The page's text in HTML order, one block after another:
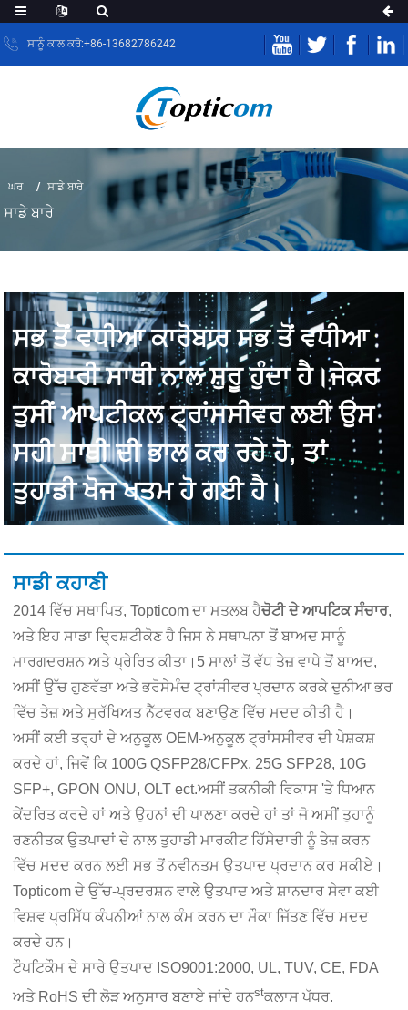
ਸਾਨੂੰ ਕਾਲ ਕਰੋ:+86-13682786242
ਘਰ ਸਾਡੇ ਬਾਰੇ
ਸਾਡੇ ਬਾਰੇ
ਸਭ ਤੋਂ ਵਧੀਆ ਕਾਰੋਬਾਰ ਸਭ ਤੋਂ ਵਧੀਆ
ਕਾਰੋਬਾਰੀ ਸਾਥੀ ਨਾਲ ਸ਼ੁਰੂ ਹੁੰਦਾ ਹੈ।ਜੇਕਰ
ਤੁਸੀਂ ਆਪਟੀਕਲ ਟ੍ਰਾਂਸਸੀਵਰ ਲਈ ਉਸ
ਸਹੀ ਸਾਥੀ ਦੀ ਭਾਲ ਕਰ ਰਹੇ ਹੋ, ਤਾਂ
ਤੁਹਾਡੀ ਖੋਜ ਖਤਮ ਹੋ ਗਈ ਹੈ।
ਸਾਡੀ ਕਹਾਣੀ
2014 ਵਿੱਚ ਸਥਾਪਿਤ, Topticom ਦਾ ਮਤਲਬ ਹੈਚੋਟੀ ਦੇ ਆਪਟਿਕ ਸੰਚਾਰ,
ਅਤੇ ਇਹ ਸਾਡਾ ਦ੍ਰਿਸ਼ਟੀਕੋਣ ਹੈ ਜਿਸ ਨੇ ਸਥਾਪਨਾ ਤੋਂ ਬਾਅਦ ਸਾਨੂੰ
ਮਾਰਗਦਰਸ਼ਨ ਅਤੇ ਪ੍ਰੇਰਿਤ ਕੀਤਾ।5 ਸਾਲਾਂ ਤੋਂ ਵੱਧ ਤੇਜ਼ ਵਾਧੇ ਤੋਂ ਬਾਅਦ,
ਅਸੀਂ ਉੱਚ ਗੁਣਵੱਤਾ ਅਤੇ ਭਰੋਸੇਮੰਦ ਟ੍ਰਾਂਸੀਵਰ ਪ੍ਰਦਾਨ ਕਰਕੇ ਦੁਨੀਆ ਭਰ
ਵਿੱਚ ਤੇਜ਼ ਅਤੇ ਸੁਰੱਖਿਅਤ ਨੈੱਟਵਰਕ ਬਣਾਉਣ ਵਿੱਚ ਮਦਦ ਕੀਤੀ ਹੈ।
ਅਸੀਂ ਕਈ ਤਰ੍ਹਾਂ ਦੇ ਅਨੁਕੂਲ OEM-ਅਨੁਕੂਲ ਟ੍ਰਾਂਸਸੀਵਰ ਦੀ ਪੇਸ਼ਕਸ਼
ਕਰਦੇ ਹਾਂ, ਜਿਵੇਂ ਕਿ 100G QSFP28/CFPx, 25G SFP28, 10G
SFP+, GPON ONU, OLT ect.ਅਸੀਂ ਤਕਨੀਕੀ ਵਿਕਾਸ 'ਤੇ ਧਿਆਨ
ਕੇਂਦਰਿਤ ਕਰਦੇ ਹਾਂ ਅਤੇ ਉਹਨਾਂ ਦੀ ਪਾਲਣਾ ਕਰਦੇ ਹਾਂ ਤਾਂ ਜੋ ਅਸੀਂ ਤੁਹਾਨੂੰ
ਰਣਨੀਤਕ ਉਤਪਾਦਾਂ ਦੇ ਨਾਲ ਤੁਹਾਡੀ ਮਾਰਕੀਟ ਹਿੱਸੇਦਾਰੀ ਨੂੰ ਤੇਜ਼ ਕਰਨ
ਵਿੱਚ ਮਦਦ ਕਰਨ ਲਈ ਸਭ ਤੋਂ ਨਵੀਨਤਮ ਉਤਪਾਦ ਪ੍ਰਦਾਨ ਕਰ ਸਕੀਏ।
Topticom ਦੇ ਉੱਚ-ਪ੍ਰਦਰਸ਼ਨ ਵਾਲੇ ਉਤਪਾਦ ਅਤੇ ਸ਼ਾਨਦਾਰ ਸੇਵਾ ਕਈ
ਵਿਸ਼ਵ ਪ੍ਰਸਿੱਧ ਕੰਪਨੀਆਂ ਨਾਲ ਕੰਮ ਕਰਨ ਦਾ ਮੌਕਾ ਜਿੱਤਣ ਵਿੱਚ ਮਦਦ
ਕਰਦੇ ਹਨ।
ਟੌਪਟਿਕੌਮ ਦੇ ਸਾਰੇ ਉਤਪਾਦ ISO9001:2000, UL, TUV, CE, FDA
ਅਤੇ RoHS ਦੀ ਲੋੜ ਅਨੁਸਾਰ ਬਣਾਏ ਜਾਂਦੇ ਹਨstਕਲਾਸ ਪੱਧਰ.